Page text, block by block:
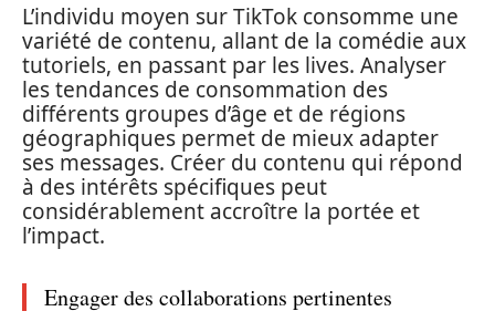
L’individu moyen sur TikTok consomme une
variété de contenu, allant de la comédie aux
tutoriels, en passant par les lives. Analyser
les tendances de consommation des
différents groupes d’âge et de régions
géographiques permet de mieux adapter
ses messages. Créer du contenu qui répond
à des intérêts spécifiques peut
considérablement accroître la portée et
l’impact.
Engager des collaborations pertinentes